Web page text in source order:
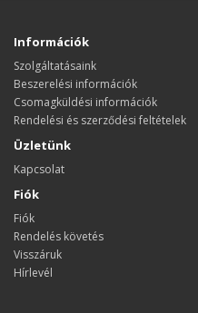
Információk
Szolgáltatásaink
Beszerelési információk
Csomagküldési információk
Rendelési és szerződési feltételek
Üzletünk
Kapcsolat
Fiók
Fiók
Rendelés követés
Visszáruk
Hírlevél